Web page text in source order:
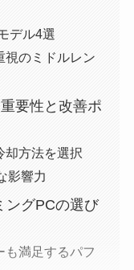
デル4選
視のミドルレン
要性と改善ポ
却方法を選択
影響力
ングPCの選び
も満足するパフ